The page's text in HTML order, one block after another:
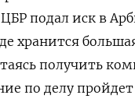
подал иск в
хранится
получить
по делу